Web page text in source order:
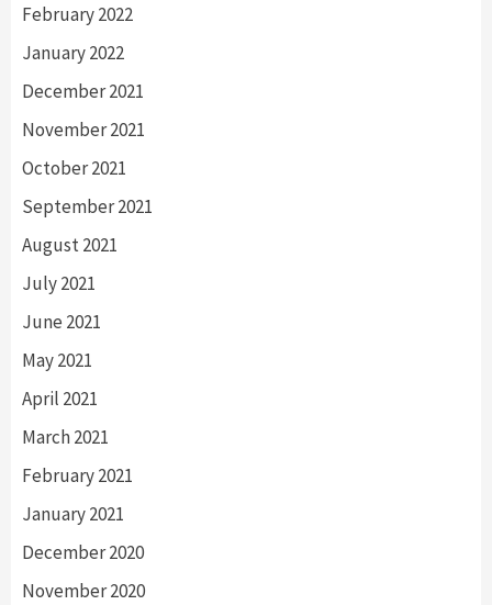
February 2022
January 2022
December 2021
November 2021
October 2021
September 2021
August 2021
July 2021
June 2021
May 2021
April 2021
March 2021
February 2021
January 2021
December 2020
November 2020